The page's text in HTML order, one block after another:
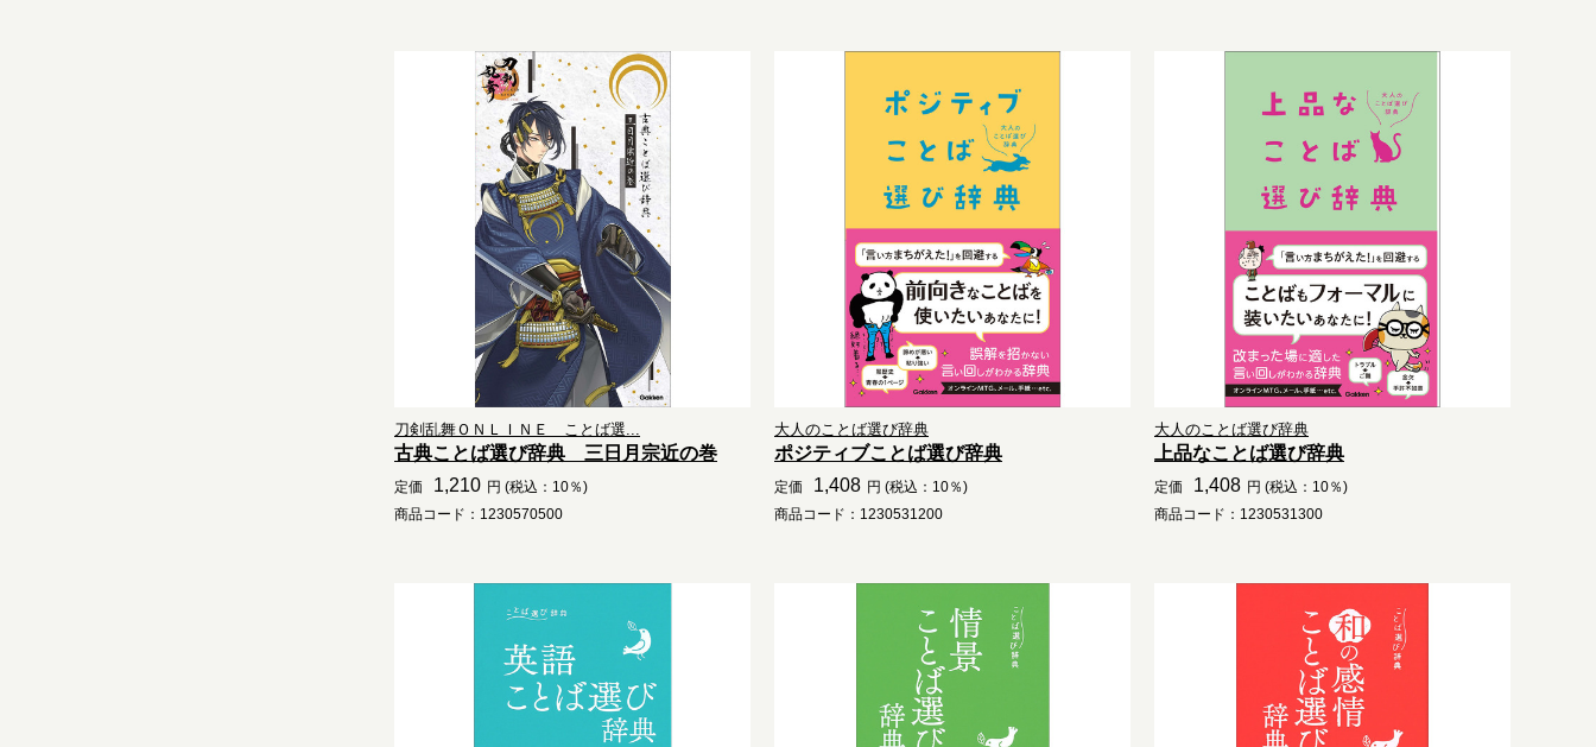
刀剣乱舞ＯＮＬＩＮＥ ことば選...
古典ことば選び辞典 三日月宗近の巻
定価 1,210 円 (税込：10％)
商品コード：1230570500
大人のことば選び辞典
ポジティブことば選び辞典
定価 1,408 円 (税込：10％)
商品コード：1230531200
大人のことば選び辞典
上品なことば選び辞典
定価 1,408 円 (税込：10％)
商品コード：1230531300